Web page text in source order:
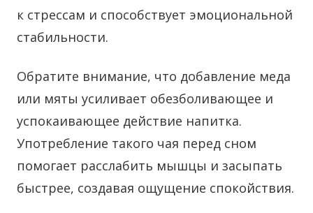
к стрессам и способствует эмоциональной
стабильности.
Обратите внимание, что добавление меда
или мяты усиливает обезболивающее и
успокаивающее действие напитка.
Употребление такого чая перед сном
помогает расслабить мышцы и засыпать
быстрее, создавая ощущение спокойствия.